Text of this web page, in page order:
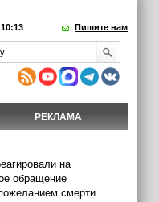
Пишите нам
РЕКЛАМА
на
обращение
смерти